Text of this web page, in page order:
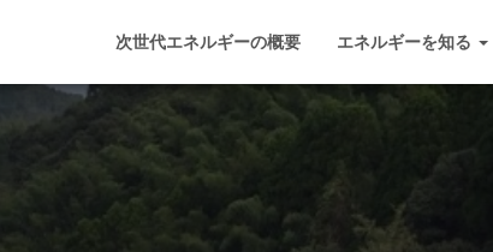
次世代エネルギーの概要 エネルギーを知る